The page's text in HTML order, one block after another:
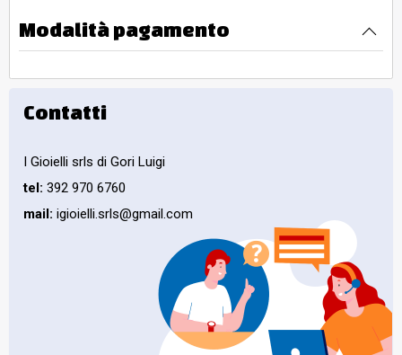
Modalità pagamento
Contatti
I Gioielli srls di Gori Luigi
tel: 392 970 6760
mail: igioielli.srls@gmail.com